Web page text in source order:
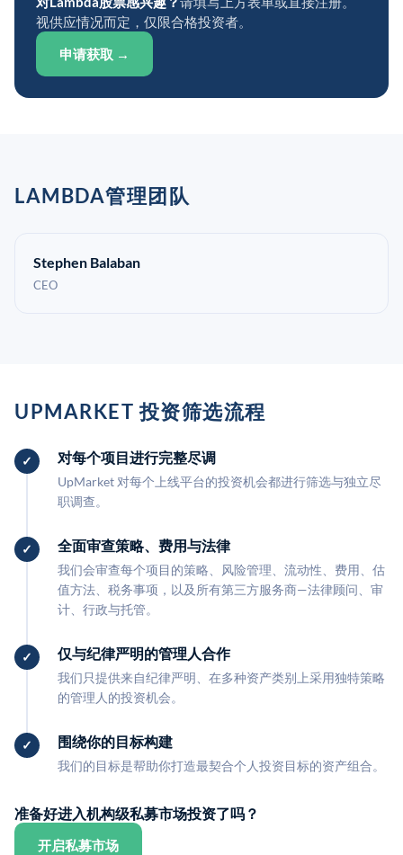
视供应情况而定，仅限合格投资者。
申请获取 →
LAMBDA管理团队
Stephen Balaban
CEO
UPMARKET 投资筛选流程
对每个项目进行完整尽调
UpMarket 对每个上线平台的投资机会都进行筛选与独立尽
职调查。
全面审查策略、费用与法律
我们会审查每个项目的策略、风险管理、流动性、费用、估
值方法、税务事项，以及所有第三方服务商—法律顾问、审
计、行政与托管。
仅与纪律严明的管理人合作
我们只提供来自纪律严明、在多种资产类别上采用独特策略
的管理人的投资机会。
围绕你的目标构建
我们的目标是帮助你打造最契合个人投资目标的资产组合。
准备好进入机构级私募市场投资了吗？
开启私募市场